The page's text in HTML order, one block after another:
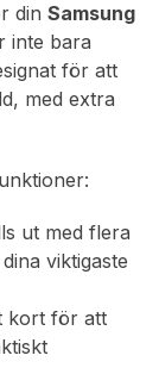
din Samsung
inte bara
för att
med extra
ut med flera
viktigaste
kort för att